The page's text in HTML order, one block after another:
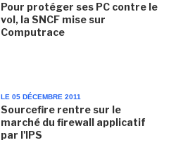
Pour protéger ses PC contre le
vol, la SNCF mise sur
Computrace
LE 05 DÉCEMBRE 2011
Sourcefire rentre sur le
marché du firewall applicatif
par l'IPS